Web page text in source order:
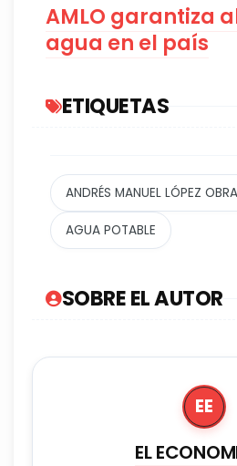
AMLO garantiza
agua en el país
ETIQUETAS
ANDRÉS MANUEL LÓPEZ
AGUA POTABLE
SOBRE EL AUTOR
EE
EL